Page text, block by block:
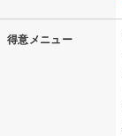
得意メニュー